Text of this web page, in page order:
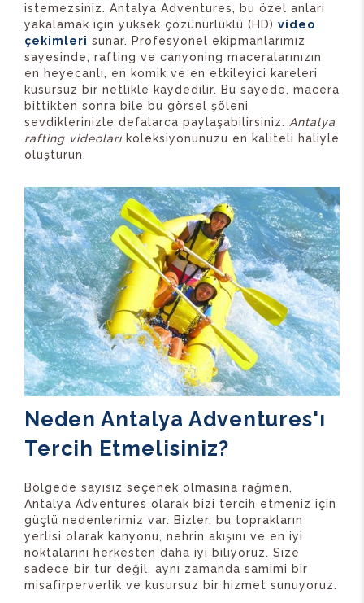
istemezsiniz. Antalya Adventures, bu özel anları
yakalamak için yüksek çözünürlüklü (HD) video
çekimleri sunar. Profesyonel ekipmanlarımız
sayesinde, rafting ve canyoning maceralarınızın
en heyecanlı, en komik ve en etkileyici kareleri
kusursuz bir netlikle kaydedilir. Bu sayede, macera
bittikten sonra bile bu görsel şöleni
sevdiklerinizle defalarca paylaşabilirsiniz. Antalya
rafting videoları koleksiyonunuzu en kaliteli haliyle
oluşturun.
Neden Antalya Adventures'ı
Tercih Etmelisiniz?
Bölgede sayısız seçenek olmasına rağmen,
Antalya Adventures olarak bizi tercih etmeniz için
güçlü nedenlerimiz var. Bizler, bu toprakların
yerlisi olarak kanyonu, nehrin akışını ve en iyi
noktalarını herkesten daha iyi biliyoruz. Size
sadece bir tur değil, aynı zamanda samimi bir
misafirperverlik ve kusursuz bir hizmet sunuyoruz.